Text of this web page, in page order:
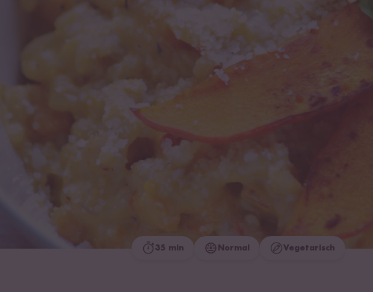
35 min Normal Vegetarisch